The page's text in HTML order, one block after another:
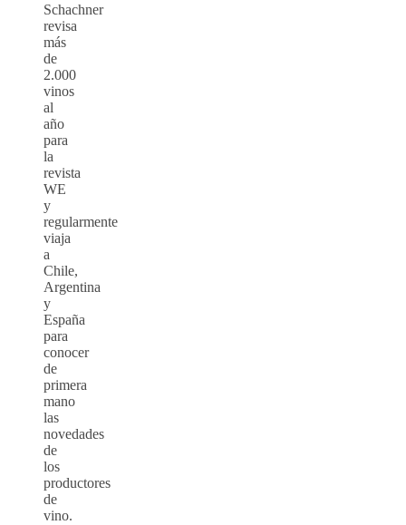
Schachner
revisa
más
de
2.000
vinos
al
año
para
la
revista
WE
y
regularmente
viaja
a
Chile,
Argentina
y
España
para
conocer
de
primera
mano
las
novedades
de
los
productores
de
vino.